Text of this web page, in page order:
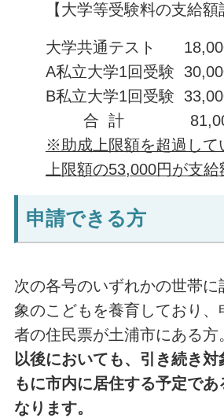
【大学等受験料の支給額
大学共通テスト
A私立大学1回受験
B私立大学1回受験
合 計
※助成上限額を超過して
上限額の53,000円が支給
申請できる方
次の各号のいずれかの世帯
象のこどもを養育しており
者の住民票が土浦市にある方
以後においても、引き続き対
もに市内に居住する予定で
なります。